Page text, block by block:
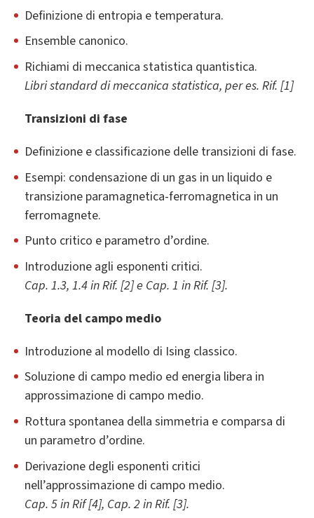
Definizione di entropia e temperatura.
Ensemble canonico.
Richiami di meccanica statistica quantistica.
Libri standard di meccanica statistica, per es. Rif. [1]
Transizioni di fase
Definizione e classificazione delle transizioni di fase.
Esempi: condensazione di un gas in un liquido e
transizione paramagnetica-ferromagnetica in un
ferromagnete.
Punto critico e parametro d’ordine.
Introduzione agli esponenti critici.
Cap. 1.3, 1.4 in Rif. [2] e Cap. 1 in Rif. [3].
Teoria del campo medio
Introduzione al modello di Ising classico.
Soluzione di campo medio ed energia libera in
approssimazione di campo medio.
Rottura spontanea della simmetria e comparsa di
un parametro d’ordine.
Derivazione degli esponenti critici
nell’approssimazione di campo medio.
Cap. 5 in Rif [4], Cap. 2 in Rif. [3].